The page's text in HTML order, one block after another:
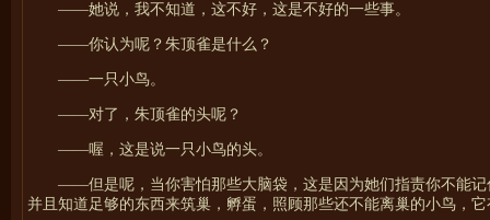
——她说，我不知道，这不好，这是不好的一些事。
——你认为呢？朱顶雀是什么？
——一只小鸟。
——对了，朱顶雀的头呢？
——喔，这是说一只小鸟的头。
——但是呢，当你害怕那些大脑袋，这是因为她们指责你不能记
并且知道足够的东西来筑巢，孵蛋，照顾那些还不能离巢的小鸟，